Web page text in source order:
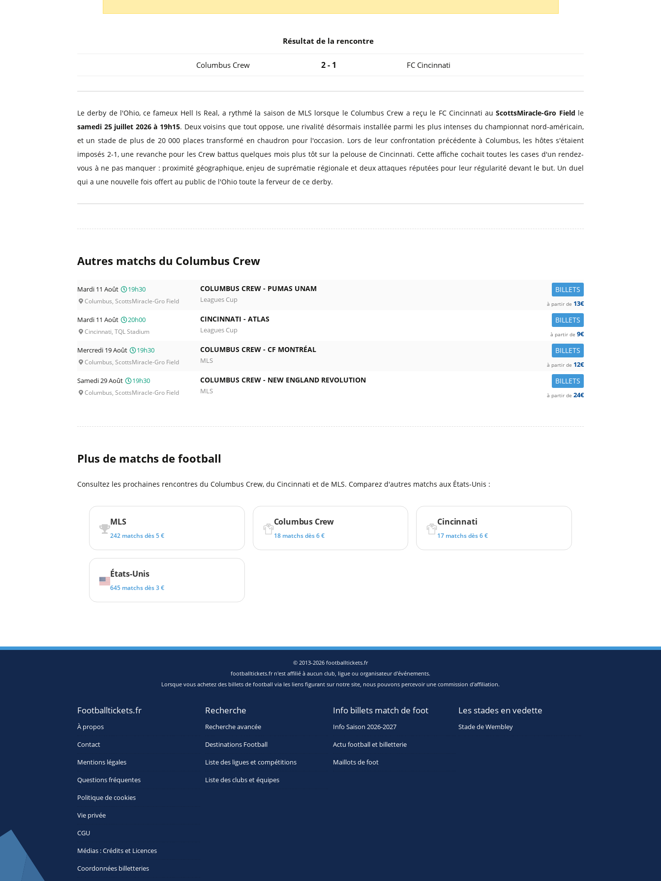
Résultat de la rencontre
Columbus Crew 2 - 1 FC Cincinnati
Le derby de l'Ohio, ce fameux Hell Is Real, a rythmé la saison de MLS lorsque le Columbus Crew a reçu le FC Cincinnati auScottsMiracle-Gro Field le
samedi 25 juillet 2026 à 19h15. Deux voisins que tout oppose, une rivalité désormais installée parmi les plus intenses du championnat nord-américain,
et un stade de plus de 20 000 places transformé en chaudron pour l'occasion. Lors de leur confrontation précédente à Columbus, les hôtes s'étaient
imposés 2-1, une revanche pour les Crew battus quelques mois plus tôt sur la pelouse de Cincinnati. Cette affiche cochait toutes les cases d'un rendez-
vous à ne pas manquer : proximité géographique, enjeu de suprématie régionale et deux attaques réputées pour leur régularité devant le but. Un duel
qui a une nouvelle fois offert au public de l'Ohio toute la ferveur de ce derby.
Autres matchs du Columbus Crew
Mardi 11 Août 19h30
Columbus, ScottsMiracle-Gro Field
BILLETS
COLUMBUS CREW - PUMAS UNAM
Leagues Cup à partir de 13€
Mardi 11 Août
20h00
Cincinnati, TQL Stadium
BILLETS
CINCINNATI - ATLAS
Leagues Cup à partir de 9€
Mercredi 19 Août
19h30
Columbus, ScottsMiracle-Gro Field
BILLETS
COLUMBUS CREW - CF MONTRÉAL
MLS à partir de 12€
Samedi 29 Août
19h30
Columbus, ScottsMiracle-Gro Field
BILLETS
COLUMBUS CREW - NEW ENGLAND REVOLUTION
MLS à partir de 24€
Plus de matchs de football
Consultez les prochaines rencontres du Columbus Crew, du Cincinnati et de MLS. Comparez d'autres matchs aux États-Unis :
MLS
242 matchs dès 5 €
Columbus Crew
18 matchs dès 6 €
Cincinnati
17 matchs dès 6 €
États-Unis
645 matchs dès 3 €
© 2013-2026 footballtickets.fr
footballtickets.fr n'est affilié à aucun club, ligue ou organisateur d'événements.
Lorsque vous achetez des billets de football via les liens figurant sur notre site, nous pouvons percevoir une commission d'affiliation.
Footballtickets.fr
À propos
Contact
Mentions légales
Questions fréquentes
Politique de cookies
Vie privée
CGU
Médias : Crédits et Licences
Coordonnées billetteries
Recherche
Recherche avancée
Destinations Football
Liste des ligues et compétitions
Liste des clubs et équipes
Info billets match de foot
Info Saison 2026-2027
Actu football et billetterie
Maillots de foot
Les stades en vedette
Stade de Wembley